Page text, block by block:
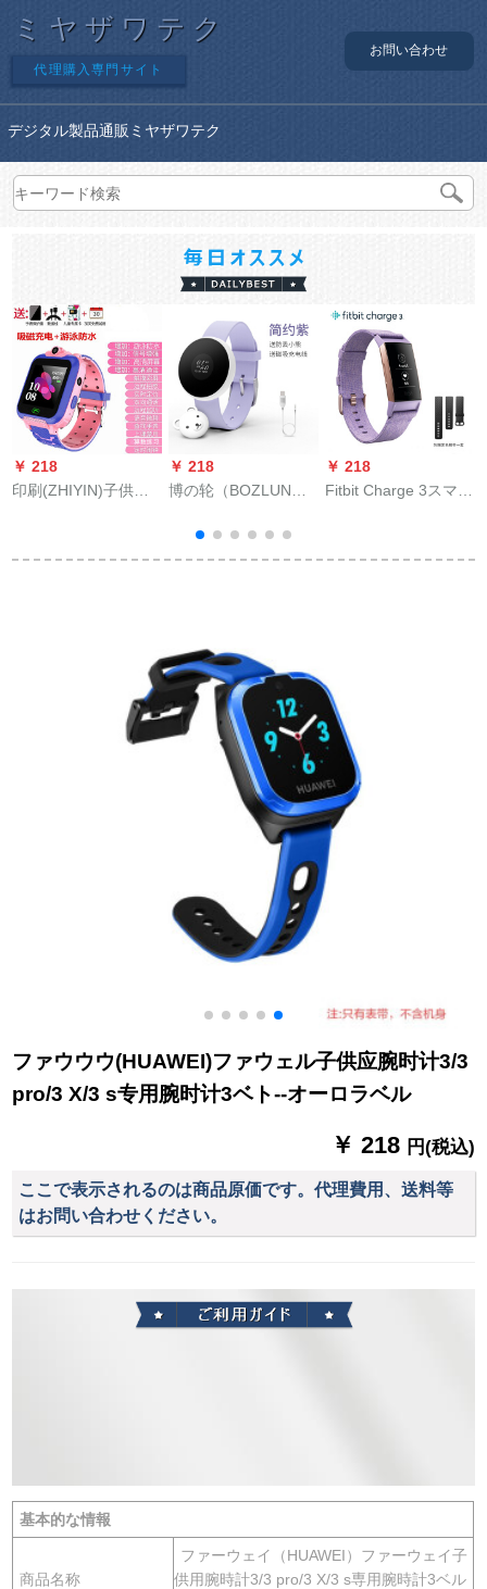
ミヤザワテク
代理購入専門サイト
お問い合わせ
デジタル製品通販ミヤザワテク
￥ 218
印刷(ZHIYIN)子供用
電信版知能首4 g男女
￥ 218
博の轮（BOZLUN）
ァァウェル小米通用
の腕轮の男女の腕时
す。
￥ 218
Fitbit Charge 3スマー
モニタリング多機能
ファウウウ(HUAWEI)ファウェル子供应腕时计3/3
pro/3 X/3 s专用腕时计3ベト--オーロラベル
￥ 218 円(税込)
ここで表示されるのは商品原価です。代理費用、送料等
はお問い合わせください。
基本的な情報
商品名称
ファーウェイ（HUAWEI）ファーウェイ子
供用腕時計3/3 pro/3 X/3 s専用腕時計3ベル